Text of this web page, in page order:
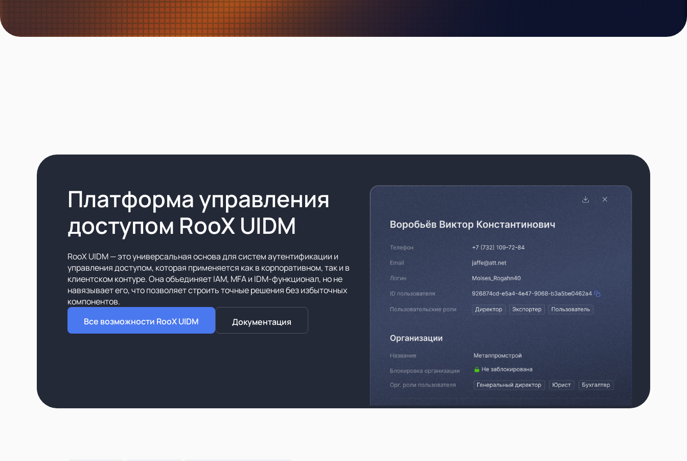
Платформа управления
доступом RooX UIDM
RooX UIDM — это универсальная основа для систем аутентификации и
управления доступом, которая применяется как в корпоративном, так и в
клиентском контуре. Она объединяет IAM, MFA и IDM‑функционал, но не
навязывает его, что позволяет строить точные решения без избыточных
компонентов.
Все возможности RooX UIDM
Документация